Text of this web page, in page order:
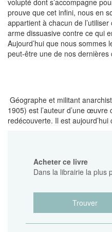
volupté dont s’accompagne
prouve que cet infini, nous en
appartient à chacun de
arme dissuasive contre ce qui
Aujourd’hui que nous sommes
peut-être une de nos dernières
Géographe et militant
1905) est l’auteur d’une œuvre
redécouverte. Il est
Acheter ce livre
Dans la librairie la plus
Trouver